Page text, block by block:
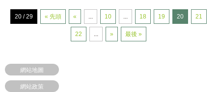
20 / 29 « 先頭 « 10 18 19 20 21
22 » 最後 »
網站地圖
網站政策